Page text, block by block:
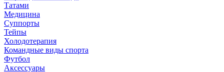
Татами
Медицина
Суппорты
Тейпы
Холодотерапия
Командные виды спорта
Футбол
Аксессуары